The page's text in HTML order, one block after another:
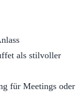
als stilvoller
für Meetings oder